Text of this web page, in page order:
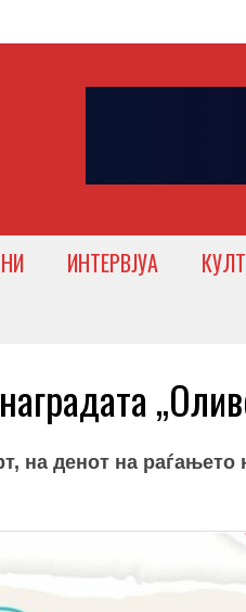
ИНТЕРВЈУА
на денот на раѓањето